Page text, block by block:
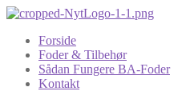
Forside
Foder & Tilbehør
Sådan Fungere BA-Foder
Kontakt